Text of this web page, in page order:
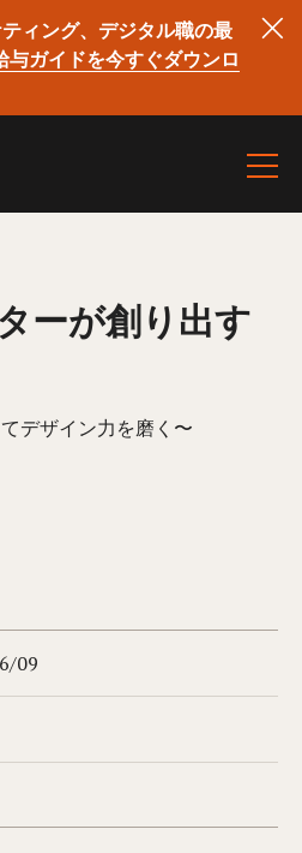
ィング、デジタル職の最
ガイドを今すぐダウンロ
ーが創り出す
デザイン力を磨く〜
09